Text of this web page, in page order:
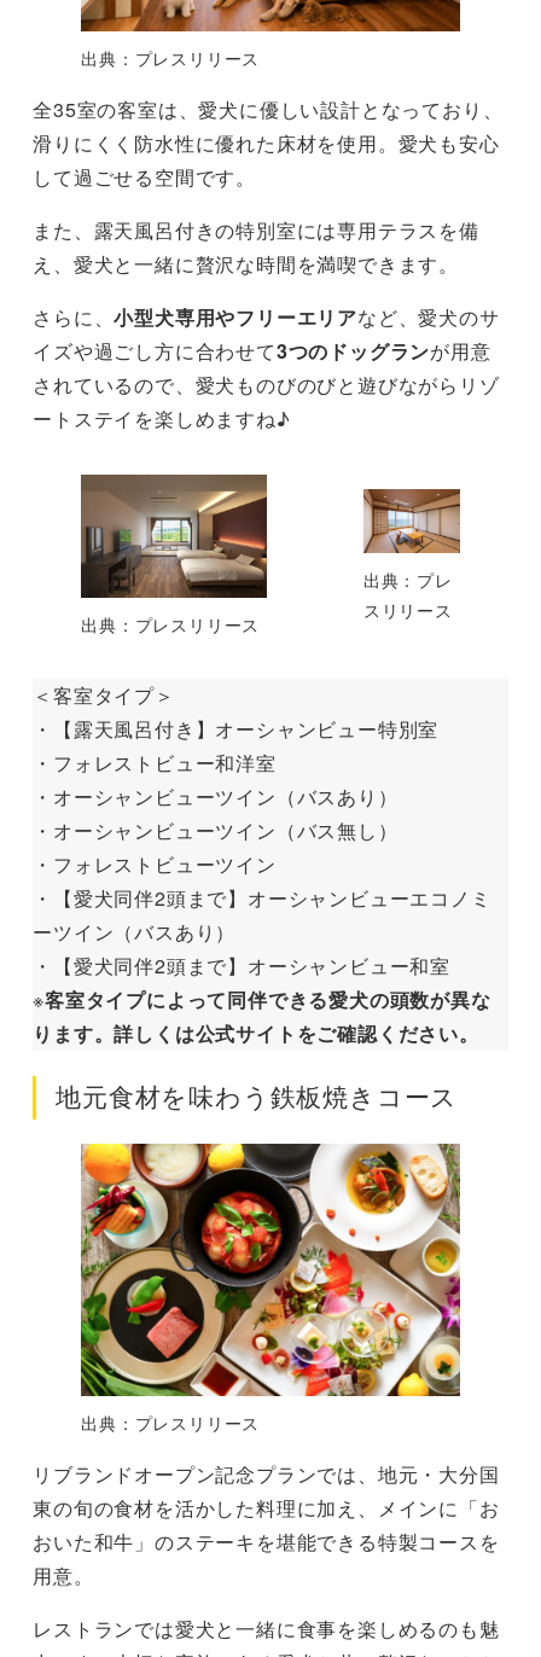
出典：プレスリリース
全35室の客室は、愛犬に優しい設計となっており、
滑りにくく防水性に優れた床材を使用。愛犬も安心
して過ごせる空間です。
また、露天風呂付きの特別室には専用テラスを備
え、愛犬と一緒に贅沢な時間を満喫できます。
さらに、小型犬専用やフリーエリアなど、愛犬のサ
イズや過ごし方に合わせて3つのドッグランが用意
されているので、愛犬ものびのびと遊びながらリゾ
ートステイを楽しめますね♪
出典：プレスリリース
出典：プレ
スリリース
＜客室タイプ＞
・【露天風呂付き】オーシャンビュー特別室
・フォレストビュー和洋室
・オーシャンビューツイン（バスあり）
・オーシャンビューツイン（バス無し）
・フォレストビューツイン
・【愛犬同伴2頭まで】オーシャンビューエコノミ
ーツイン（バスあり）
・【愛犬同伴2頭まで】オーシャンビュー和室
※客室タイプによって同伴できる愛犬の頭数が異な
ります。詳しくは公式サイトをご確認ください。
地元食材を味わう鉄板焼きコース
出典：プレスリリース
リブランドオープン記念プランでは、地元・大分国
東の旬の食材を活かした料理に加え、メインに「お
おいた和牛」のステーキを堪能できる特製コースを
用意。
レストランでは愛犬と一緒に食事を楽しめるのも魅